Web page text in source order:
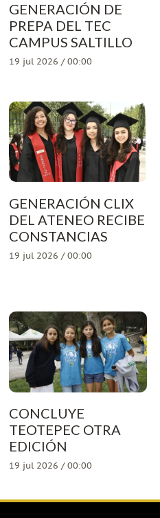
GENERACIÓN DE
PREPA DEL TEC
CAMPUS SALTILLO
19 jul 2026 / 00:00
GENERACIÓN CLIX
DEL ATENEO RECIBE
CONSTANCIAS
19 jul 2026 / 00:00
CONCLUYE
TEOTEPEC OTRA
EDICIÓN
19 jul 2026 / 00:00